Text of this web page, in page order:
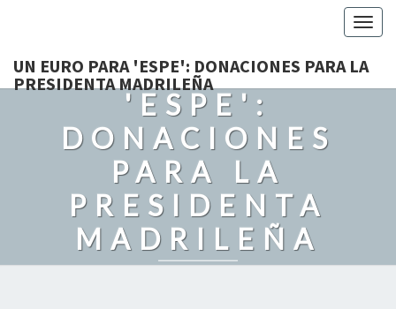
UN EURO PARA 'ESPE': DONACIONES PARA LA
PRESIDENTA MADRILEÑA
UN EURO PARA
'ESPE':
DONACIONES
PARA LA
PRESIDENTA
MADRILEÑA